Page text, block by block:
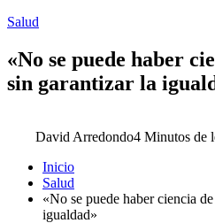
Salud
«No se puede haber
sin garantizar la
David Arredondo4 Minutos de
Inicio
Salud
«No se puede haber ciencia
igualdad»